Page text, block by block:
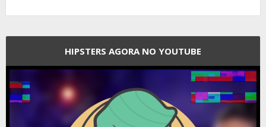
HIPSTERS AGORA NO YOUTUBE